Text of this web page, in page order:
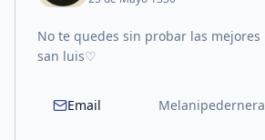
No te quedes sin probar las
san luis♡
Email